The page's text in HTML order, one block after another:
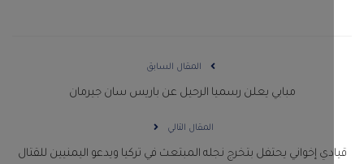
المقال السابق
مبابي يعلن رسميا الرحيل عن باريس سان جيرمان
المقال التالي
إخواني يحتفل بتخرج نجله المبتعث في تركيا ويدعو اليمنيين للقتال